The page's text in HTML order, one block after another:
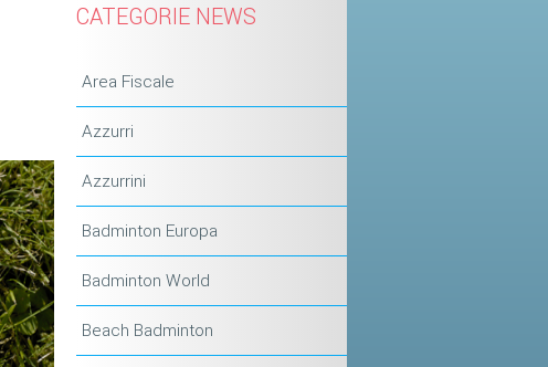
CATEGORIE NEWS
Area Fiscale
Azzurri
Azzurrini
Badminton Europa
Badminton World
Beach Badminton